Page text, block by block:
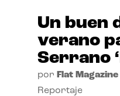
Un buen
verano
Serrano
por Flat Magazine|
Reportaje